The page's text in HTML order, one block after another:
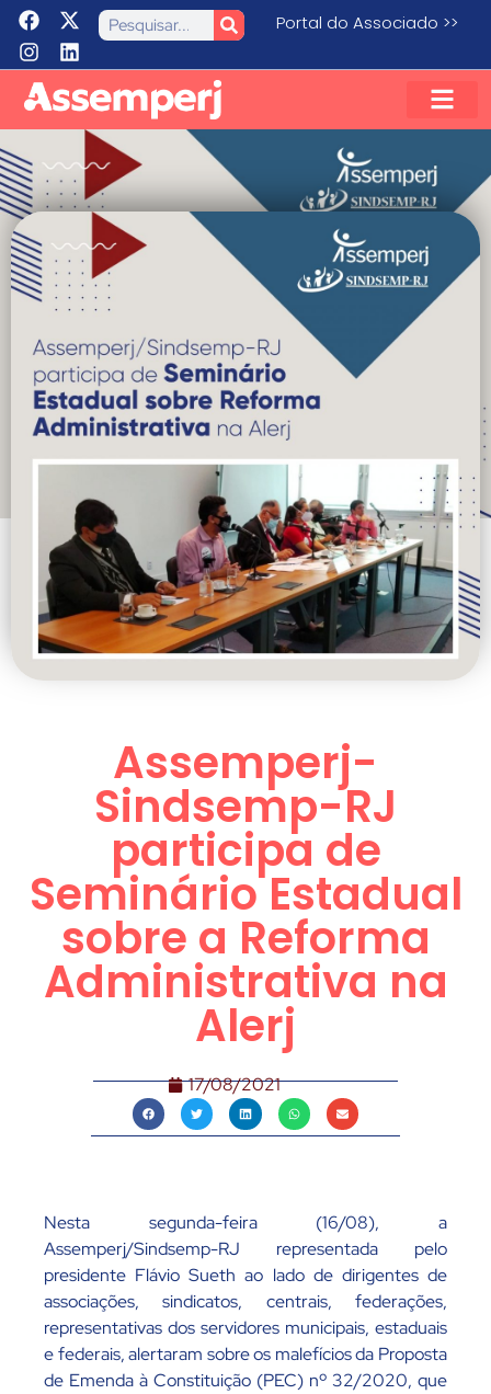
Portal do Associado >>
Assemperj-
Sindsemp-RJ
participa de
Seminário Estadual
sobre a Reforma
Administrativa na
Alerj
17/08/2021
Nesta segunda-feira (16/08), a
Assemperj/Sindsemp-RJ representada pelo
presidente Flávio Sueth ao lado de dirigentes de
associações, sindicatos, centrais, federações,
representativas dos servidores municipais, estaduais
e federais, alertaram sobre os malefícios da Proposta
de Emenda à Constituição (PEC) nº 32/2020, que